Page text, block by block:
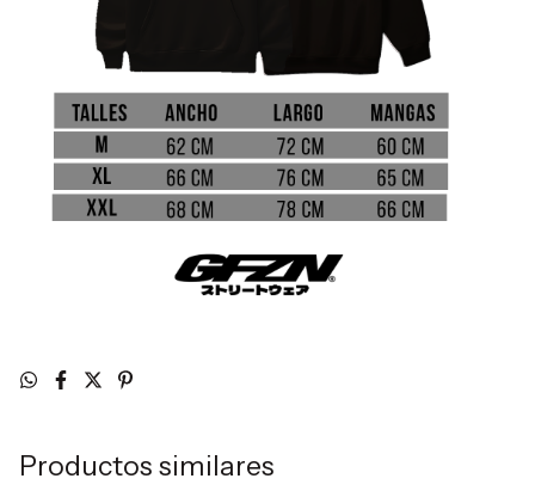
Productos similares